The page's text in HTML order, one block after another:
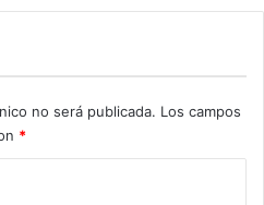
no será publicada. Los campos
*